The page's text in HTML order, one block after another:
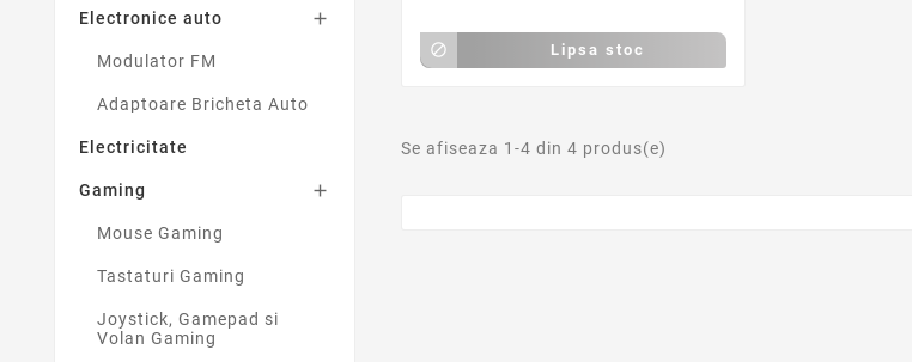
Electronice auto 
Modulator FM
Adaptoare Bricheta Auto
Electricitate
Gaming 
Mouse Gaming
Tastaturi Gaming
Joystick, Gamepad si
Volan Gaming
 Lipsa stoc
Se afiseaza 1-4 din 4 produs(e)